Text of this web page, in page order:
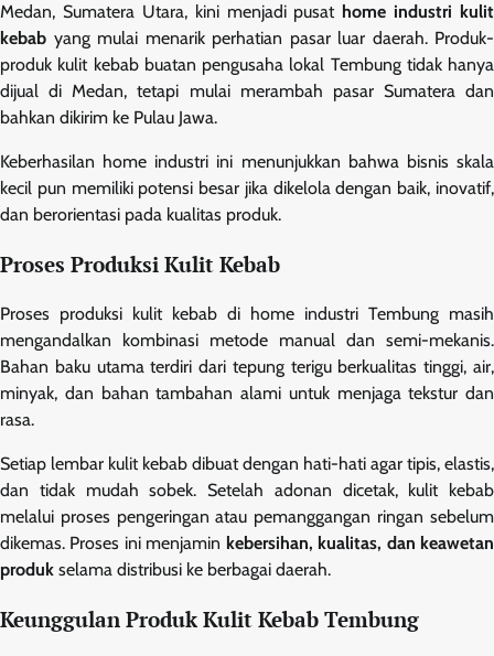
Medan, Sumatera Utara, kini menjadi pusat home industri kulit
kebab yang mulai menarik perhatian pasar luar daerah. Produk-
produk kulit kebab buatan pengusaha lokal Tembung tidak hanya
dijual di Medan, tetapi mulai merambah pasar Sumatera dan
bahkan dikirim ke Pulau Jawa.
Keberhasilan home industri ini menunjukkan bahwa bisnis skala
kecil pun memiliki potensi besar jika dikelola dengan baik, inovatif,
dan berorientasi pada kualitas produk.
Proses Produksi Kulit Kebab
Proses produksi kulit kebab di home industri Tembung masih
mengandalkan kombinasi metode manual dan semi-mekanis.
Bahan baku utama terdiri dari tepung terigu berkualitas tinggi, air,
minyak, dan bahan tambahan alami untuk menjaga tekstur dan
rasa.
Setiap lembar kulit kebab dibuat dengan hati-hati agar tipis, elastis,
dan tidak mudah sobek. Setelah adonan dicetak, kulit kebab
melalui proses pengeringan atau pemanggangan ringan sebelum
dikemas. Proses ini menjamin kebersihan, kualitas, dan keawetan
produk selama distribusi ke berbagai daerah.
Keunggulan Produk Kulit Kebab Tembung